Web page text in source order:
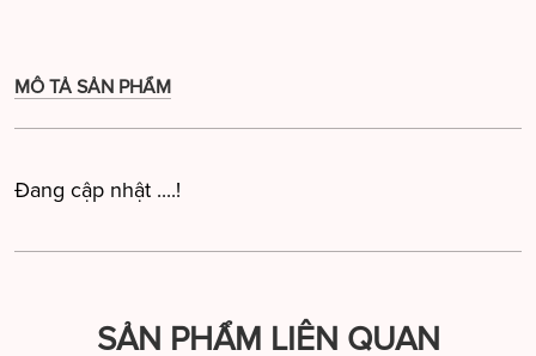
MÔ TẢ SẢN PHẨM
Đang cập nhật ....!
SẢN PHẨM LIÊN QUAN